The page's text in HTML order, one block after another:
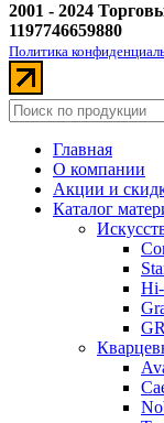
2001 - 2024
1197746659880
Политика
Главная
О компании
Акции и
Каталог